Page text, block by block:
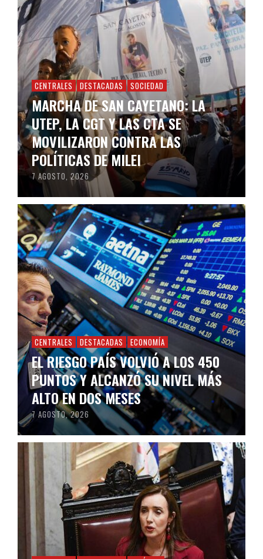
CENTRALES DESTACADAS SOCIEDAD
MARCHA DE SAN CAYETANO: LA
UTEP, LA CGT Y LAS CTA SE
MOVILIZARON CONTRA LAS
POLÍTICAS DE MILEI
7 AGOSTO, 2026
CENTRALES DESTACADAS ECONOMÍA
EL RIESGO PAÍS VOLVIÓ A LOS 450
PUNTOS Y ALCANZÓ SU NIVEL MÁS
ALTO EN DOS MESES
7 AGOSTO, 2026